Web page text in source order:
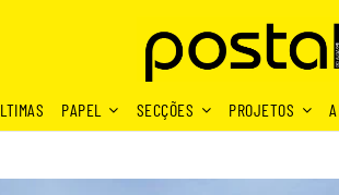
PAPEL SECÇÕES PROJETOS